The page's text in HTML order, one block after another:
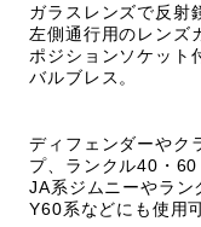
ガラスレンズで反射
左側通行用のレンズ
ポジションソケット
バルブレス。
ディフェンダーやク
プ、ランクル40・60
JA系ジムニーやラン
Y60系などにも使用可